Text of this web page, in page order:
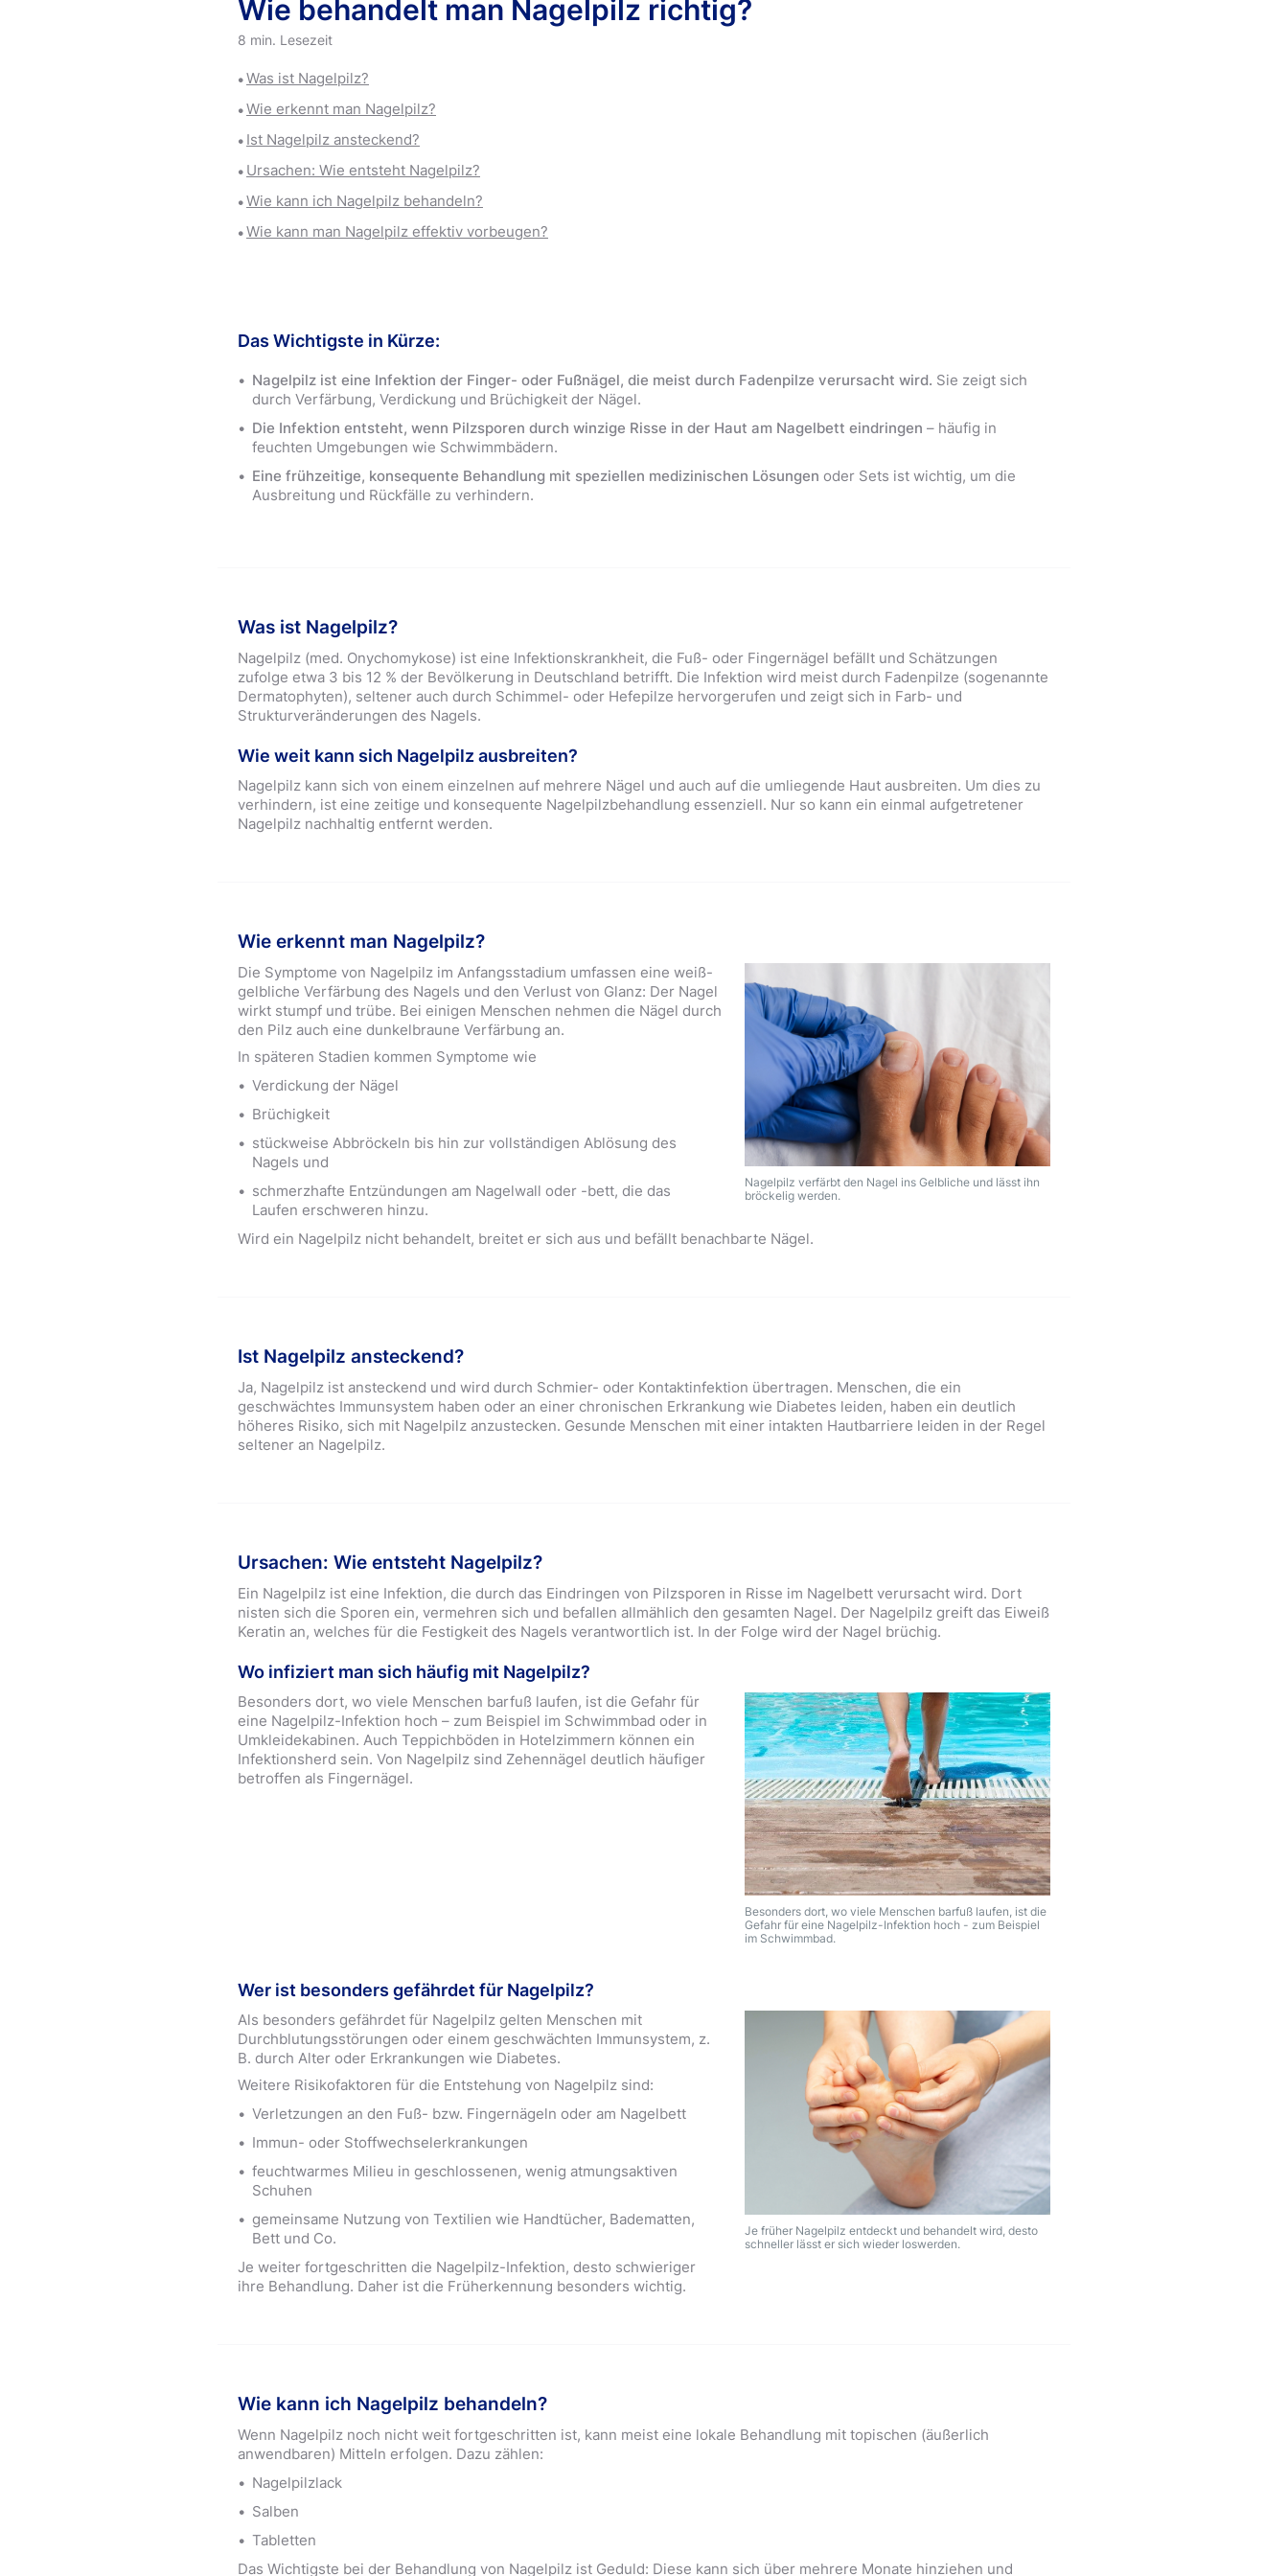
4.2 12 Bewertungen
Wie behandelt man Nagelpilz richtig?
8 min. Lesezeit
Was ist Nagelpilz?
Wie erkennt man Nagelpilz?
Ist Nagelpilz ansteckend?
Ursachen: Wie entsteht Nagelpilz?
Wie kann ich Nagelpilz behandeln?
Wie kann man Nagelpilz effektiv vorbeugen?
Das Wichtigste in Kürze:
Nagelpilz ist eine Infektion der Finger- oder Fußnägel, die meist durch Fadenpilze verursacht wird. Sie zeigt sich
durch Verfärbung, Verdickung und Brüchigkeit der Nägel.
Die Infektion entsteht, wenn Pilzsporen durch winzige Risse in der Haut am Nagelbett eindringen – häufig in
feuchten Umgebungen wie Schwimmbädern.
Eine frühzeitige, konsequente Behandlung mit speziellen medizinischen Lösungen oder Sets ist wichtig, um die
Ausbreitung und Rückfälle zu verhindern.
Was ist Nagelpilz?
Nagelpilz (med. Onychomykose) ist eine Infektionskrankheit, die Fuß- oder Fingernägel befällt und Schätzungen
zufolge etwa 3 bis 12 % der Bevölkerung in Deutschland betrifft. Die Infektion wird meist durch Fadenpilze (sogenannte
Dermatophyten), seltener auch durch Schimmel- oder Hefepilze hervorgerufen und zeigt sich in Farb- und
Strukturveränderungen des Nagels.
Wie weit kann sich Nagelpilz ausbreiten?
Nagelpilz kann sich von einem einzelnen auf mehrere Nägel und auch auf die umliegende Haut ausbreiten. Um dies zu
verhindern, ist eine zeitige und konsequente Nagelpilzbehandlung essenziell. Nur so kann ein einmal aufgetretener
Nagelpilz nachhaltig entfernt werden.
Wie erkennt man Nagelpilz?
Nagelpilz verfärbt den Nagel ins Gelbliche und lässt ihn
bröckelig werden.
Die Symptome von Nagelpilz im Anfangsstadium umfassen eine weiß-
gelbliche Verfärbung des Nagels und den Verlust von Glanz: Der Nagel
wirkt stumpf und trübe. Bei einigen Menschen nehmen die Nägel durch
den Pilz auch eine dunkelbraune Verfärbung an.
In späteren Stadien kommen Symptome wie
Verdickung der Nägel
Brüchigkeit
stückweise Abbröckeln bis hin zur vollständigen Ablösung des
Nagels und
schmerzhafte Entzündungen am Nagelwall oder -bett, die das
Laufen erschweren hinzu.
Wird ein Nagelpilz nicht behandelt, breitet er sich aus und befällt benachbarte Nägel.
Ist Nagelpilz ansteckend?
Ja, Nagelpilz ist ansteckend und wird durch Schmier- oder Kontaktinfektion übertragen. Menschen, die ein
geschwächtes Immunsystem haben oder an einer chronischen Erkrankung wie Diabetes leiden, haben ein deutlich
höheres Risiko, sich mit Nagelpilz anzustecken. Gesunde Menschen mit einer intakten Hautbarriere leiden in der Regel
seltener an Nagelpilz.
Ursachen: Wie entsteht Nagelpilz?
Ein Nagelpilz ist eine Infektion, die durch das Eindringen von Pilzsporen in Risse im Nagelbett verursacht wird. Dort
nisten sich die Sporen ein, vermehren sich und befallen allmählich den gesamten Nagel. Der Nagelpilz greift das Eiweiß
Keratin an, welches für die Festigkeit des Nagels verantwortlich ist. In der Folge wird der Nagel brüchig.
Wo infiziert man sich häufig mit Nagelpilz?
Besonders dort, wo viele Menschen barfuß laufen, ist die
Gefahr für eine Nagelpilz-Infektion hoch - zum Beispiel
im Schwimmbad.
Besonders dort, wo viele Menschen barfuß laufen, ist die Gefahr für
eine Nagelpilz-Infektion hoch – zum Beispiel im Schwimmbad oder in
Umkleidekabinen. Auch Teppichböden in Hotelzimmern können ein
Infektionsherd sein. Von Nagelpilz sind Zehennägel deutlich häufiger
betroffen als Fingernägel.
Wer ist besonders gefährdet für Nagelpilz?
Je früher Nagelpilz entdeckt und behandelt wird, desto
schneller lässt er sich wieder loswerden.
Als besonders gefährdet für Nagelpilz gelten Menschen mit
Durchblutungsstörungen oder einem geschwächten Immunsystem, z.
B. durch Alter oder Erkrankungen wie Diabetes.
Weitere Risikofaktoren für die Entstehung von Nagelpilz sind:
Verletzungen an den Fuß- bzw. Fingernägeln oder am Nagelbett
Immun- oder Stoffwechselerkrankungen
feuchtwarmes Milieu in geschlossenen, wenig atmungsaktiven
Schuhen
gemeinsame Nutzung von Textilien wie Handtücher, Badematten,
Bett und Co.
Je weiter fortgeschritten die Nagelpilz-Infektion, desto schwieriger
ihre Behandlung. Daher ist die Früherkennung besonders wichtig.
Wie kann ich Nagelpilz behandeln?
Wenn Nagelpilz noch nicht weit fortgeschritten ist, kann meist eine lokale Behandlung mit topischen (äußerlich
anwendbaren) Mitteln erfolgen. Dazu zählen:
Nagelpilzlack
Salben
Tabletten
Das Wichtigste bei der Behandlung von Nagelpilz ist Geduld: Diese kann sich über mehrere Monate hinziehen und